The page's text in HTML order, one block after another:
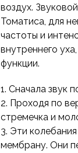
воздух.
Томатиса, для
частоты и
внутреннего
функции.
1. Сначала звук
2. Проходя по
стремечка и
3. Эти
мембрану. Они